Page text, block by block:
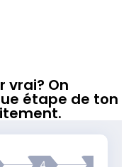
vrai? On
étape de ton